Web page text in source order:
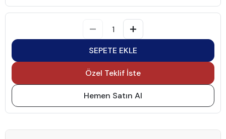
SEPETE EKLE
Özel Teklif İste
Hemen Satın Al